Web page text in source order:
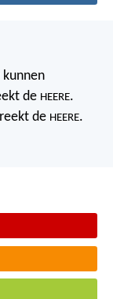
de HEERE.
de HEERE.